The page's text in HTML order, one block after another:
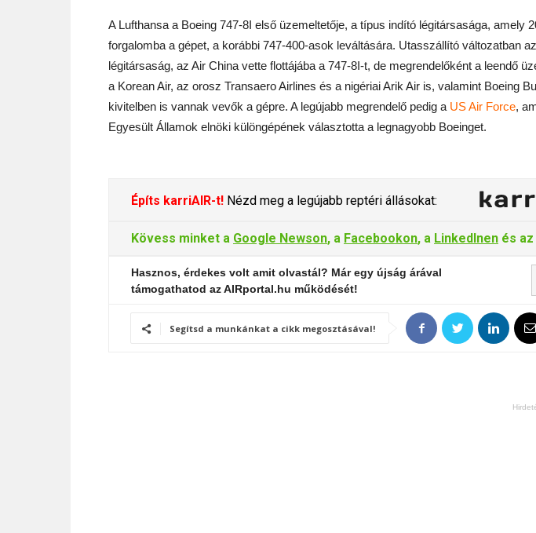
A Lufthansa a Boeing 747-8I első üzemeltetője, a típus indító légitársasága, amely
forgalomba a gépet, a korábbi 747-400-asok leváltására. Utasszállító változatban
légitársaság, az Air China vette flottájába a 747-8I-t, de megrendelőként a leendő
a Korean Air, az orosz Transaero Airlines és a nigériai Arik Air is, valamint Boeing
kivitelben is vannak vevők a gépre. A legújabb megrendelő pedig a US Air Force,
Egyesült Államok elnöki különgépének választotta a legnagyobb Boeinget.
Építs karriAIR-t! Nézd meg a legújabb reptéri állásokat:
Kövess minket a Google Newson, a Facebookon, a LinkedInen és az
Hasznos, érdekes volt amit olvastál? Már egy újság árával
támogathatod az AIRportal.hu működését!
Segítsd a munkánkat a cikk megosztásával!